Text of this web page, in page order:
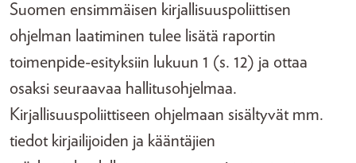
Suomen ensimmäisen kirjallisuuspoliittisen
ohjelman laatiminen tulee lisätä raportin
toimenpide-esityksiin lukuun 1 (s. 12) ja ottaa
osaksi seuraavaa hallitusohjelmaa.
Kirjallisuuspoliittiseen ohjelmaan sisältyvät mm.
tiedot kirjailijoiden ja kääntäjien